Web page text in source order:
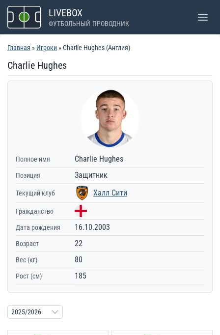
Перейти
содержимому
LIVEBOX
ФУТБОЛЬНЫЙ ПРОВОДНИК
Главная » Игроки » Charlie Hughes (Англия)
Charlie Hughes
Полное имя Charlie Hughes
Позиция Защитник
Текущий клуб Халл Сити
Гражданство
Дата рождения 16.10.2003
Возраст 22
Вес (кг) 80
Рост (см) 185